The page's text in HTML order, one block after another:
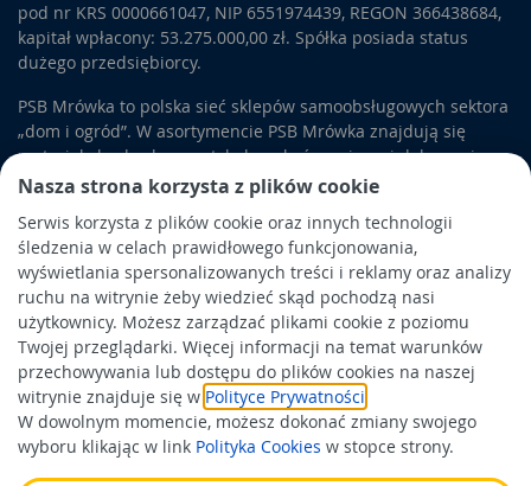
Nasza strona korzysta z plików cookie
Serwis korzysta z plików cookie oraz innych technologii
śledzenia w celach prawidłowego funkcjonowania,
wyświetlania spersonalizowanych treści i reklamy oraz analizy
ruchu na witrynie żeby wiedzieć skąd pochodzą nasi
użytkownicy. Możesz zarządzać plikami cookie z poziomu
Twojej przeglądarki. Więcej informacji na temat warunków
przechowywania lub dostępu do plików cookies na naszej
witrynie znajduje się w Polityce Prywatności
W dowolnym momencie, możesz dokonać zmiany swojego
wyboru klikając w link Polityka Cookies w stopce strony.
pod nr KRS 0000661047, NIP 6551974439, REGON 366438684,
kapitał wpłacony: 53.275.000,00 zł. Spółka posiada status
dużego przedsiębiorcy.
PSB Mrówka to polska sieć sklepów samoobsługowych sektora
„dom i ogród”. W asortymencie PSB Mrówka znajdują się
materiały budowlane, artykuły wykończeniowe i dekoracyjne,
wyposażenie łazienek i kuchni, elektronarzędzia, a także
artykuły związane z ogrodem i otoczeniem domu.
Obowiązek informacyjny
Polityka prywatności
Polityka Cookies
Odbiór zużytego sprzętu
Wspierają nas: